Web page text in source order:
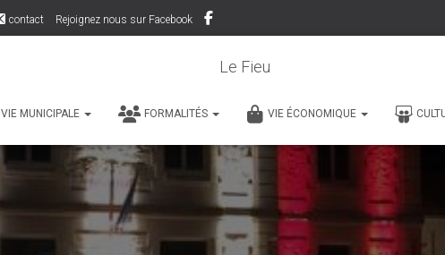
contact Rejoignez nous sur Facebook
Le Fieu
VIE MUNICIPALE FORMALITÉS VIE ÉCONOMIQUE